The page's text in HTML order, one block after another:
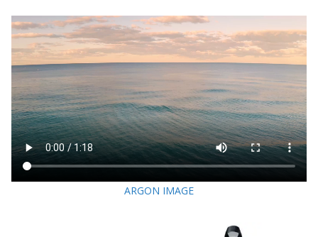
ARGON IMAGE